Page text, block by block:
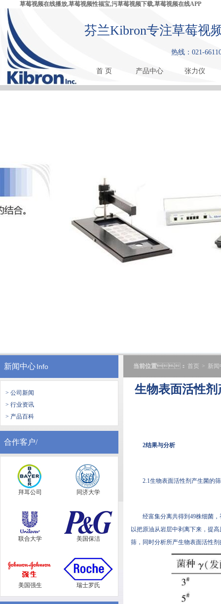
草莓视频在线播放,草莓视频性福宝,污草莓视频下载,草莓视频在线APP
芬兰Kibron专注草莓视频
热线：021-
首 页 产品中心 张力仪
新闻中心Info
> 公司新闻
> 行业资讯
> 产品百科
合作客户/
拜耳公司 同济大学
联合大学 美国保洁
美国强生 瑞士罗氏
当前位置： 首页 > 新闻
生物表面活性剂
2结果与分析
2.1生物表面活性剂产生菌的
经富集分离共得到49株细菌
以把原油从岩层中剥离下来，提
筛，同时分析所产生物表面活性剂的类